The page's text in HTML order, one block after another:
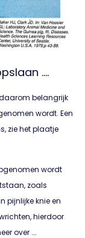
….
belangrijk
wordt. Een
zie het plaatje
wordt
zoals
pijnlijke knie en
hierdoor
over ….